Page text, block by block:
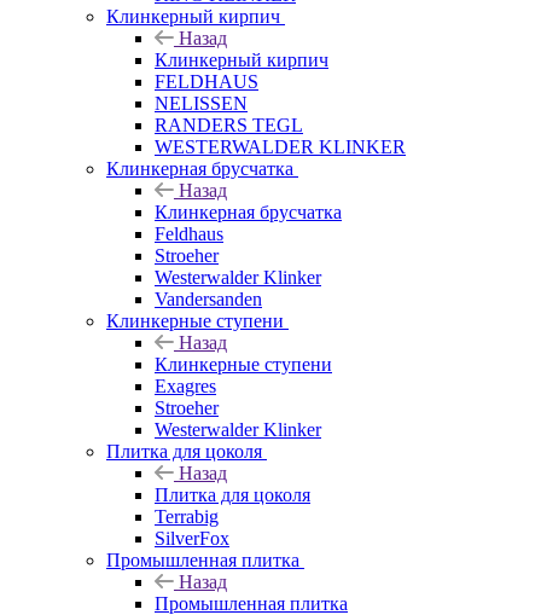
Клинкерный кирпич
Назад
Клинкерный кирпич
FELDHAUS
NELISSEN
RANDERS TEGL
WESTERWALDER KLINKER
Клинкерная брусчатка
Назад
Клинкерная брусчатка
Feldhaus
Stroeher
Westerwalder Klinker
Vandersanden
Клинкерные ступени
Назад
Клинкерные ступени
Exagres
Stroeher
Westerwalder Klinker
Плитка для цоколя
Назад
Плитка для цоколя
Terrabig
SilverFox
Промышленная плитка
Назад
Промышленная плитка